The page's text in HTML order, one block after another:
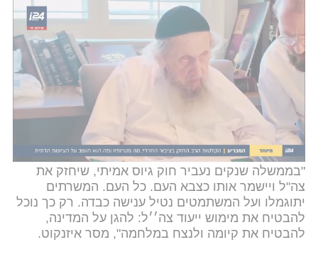
חשיפה: מה חושב הרב דוב לנדו על חוק הגיוס - ומה דעתו על הציונות
הדתית?
הרמטכ״ל לשעבר גדי איזנקוט מסר: "בממשלת נתניהו
שווה להיות משתמט
. זה גם יותר בטוח וגם יותר
משתלם. בזמן שרבים מאזרחי ישראל ישבו היום
במקלטים וחיילינו נלחמים ומסתכנים - ראש הממשלה
ששלחה וממשיכה לשלוח אותם למלחמה, פועל לחוקק
חוק יסוד שיעניק זכויות שוות ללוחמים בצה"ל וללומדי
התורה. עולם הפוך".
"בממשלה שנקים נעביר חוק גיוס אמיתי, שיחזק את
צה"ל ויישמר אותו כצבא העם. כל העם. המשרתים
יתוגמלו ועל המשתמטים נטיל ענישה כבדה. רק כך נוכל
להבטיח את מימוש ייעוד צה׳׳ל: להגן על המדינה,
להבטיח את קיומה ולנצח במלחמה", מסר איזנקוט.